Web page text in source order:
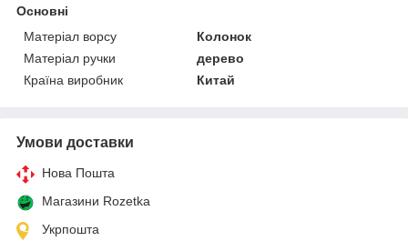
Основні
Матеріал ворсу
Колонок
Матеріал ручки
дерево
Країна виробник
Китай
Умови доставки
Нова Пошта
Магазини Rozetka
Укрпошта